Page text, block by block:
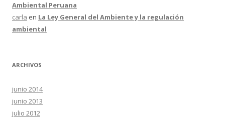
Ambiental Peruana
carla en La Ley General del Ambiente y la regulación
ambiental
ARCHIVOS
junio 2014
junio 2013
julio 2012